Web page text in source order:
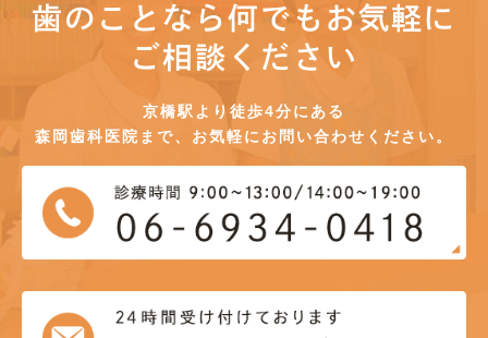
歯のことなら何でもお気軽に
ご相談ください
京橋駅より徒歩4分にある
森岡歯科医院まで、お気軽にお問い合わせください。